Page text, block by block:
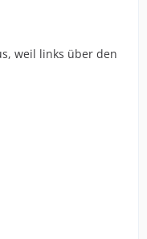
weil links über den